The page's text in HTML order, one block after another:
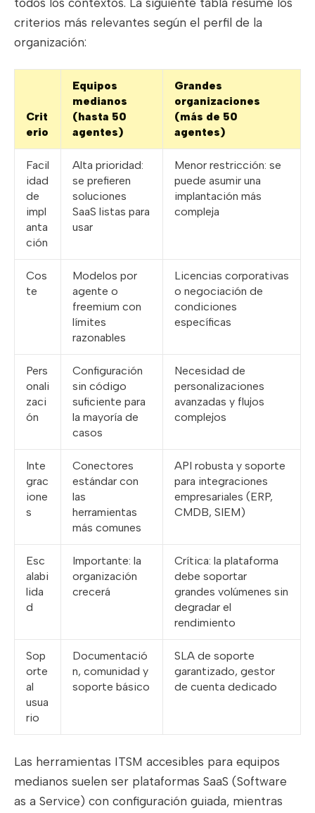
todos los contextos. La siguiente tabla resume los
criterios más relevantes según el perfil de la
organización:
Crit
erio
Equipos
medianos
(hasta 50
agentes)
Grandes
organizaciones
(más de 50
agentes)
Facil
idad
de
impl
anta
ción
Alta prioridad:
se prefieren
soluciones
SaaS listas para
usar
Menor restricción: se
puede asumir una
implantación más
compleja
Cos
te
Modelos por
agente o
freemium con
límites
razonables
Licencias corporativas
o negociación de
condiciones
específicas
Pers
onali
zaci
ón
Configuración
sin código
suficiente para
la mayoría de
casos
Necesidad de
personalizaciones
avanzadas y flujos
complejos
Inte
grac
ione
s
Conectores
estándar con
las
herramientas
más comunes
API robusta y soporte
para integraciones
empresariales (ERP,
CMDB, SIEM)
Esc
alabi
lida
d
Importante: la
organización
crecerá
Crítica: la plataforma
debe soportar
grandes volúmenes sin
degradar el
rendimiento
Sop
orte
al
usua
rio
Documentació
n, comunidad y
soporte básico
SLA de soporte
garantizado, gestor
de cuenta dedicado
Las herramientas ITSM accesibles para equipos
medianos suelen ser plataformas SaaS (Software
as a Service) con configuración guiada, mientras